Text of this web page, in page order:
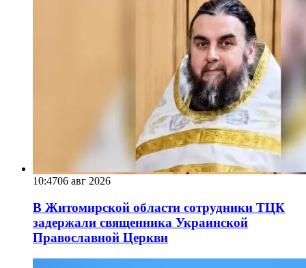
10:4706 авг 2026
В Житомирской области сотрудники ТЦК
задержали священника Украинской
Православной Церкви